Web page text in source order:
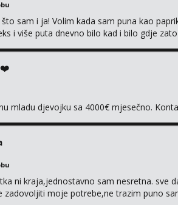
sam i ja! Volim kada sam puna kao
i više puta dnevno bilo kad i bilo gdje
mladu djevojku sa 4000€ mjesečno.
ni kraja,jednostavno sam nesretna. sve
zadovoljiti moje potrebe,ne trazim puno